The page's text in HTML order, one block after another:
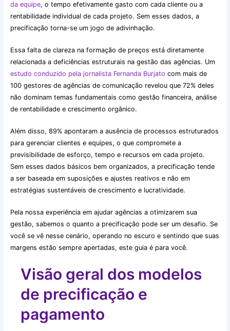
da equipe, o tempo efetivamente gasto com cada cliente ou a
rentabilidade individual de cada projeto. Sem esses dados, a
precificação torna-se um jogo de adivinhação.​
Essa falta de clareza na formação de preços está diretamente
relacionada a deficiências estruturais na gestão das agências. Um
estudo conduzido pela jornalista Fernanda Burjato com mais de
100 gestores de agências de comunicação revelou que 72% deles
não dominam temas fundamentais como gestão financeira, análise
de rentabilidade e crescimento orgânico.
Além disso, 89% apontaram a ausência de processos estruturados
para gerenciar clientes e equipes, o que compromete a
previsibilidade de esforço, tempo e recursos em cada projeto.
Sem esses dados básicos bem organizados, a precificação tende
a ser baseada em suposições e ajustes reativos e não em
estratégias sustentáveis de crescimento e lucratividade.
Pela nossa experiência em ajudar agências a otimizarem sua
gestão, sabemos o quanto a precificação pode ser um desafio. Se
você se vê nesse cenário, operando no escuro e sentindo que suas
margens estão sempre apertadas, este guia é para você.
Visão geral dos modelos
de precificação e
pagamento